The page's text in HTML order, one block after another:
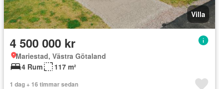
Villa
4 500 000 kr
Mariestad, Västra Götaland
4 Rum
117 m²
1 dag + 16 timmar sedan